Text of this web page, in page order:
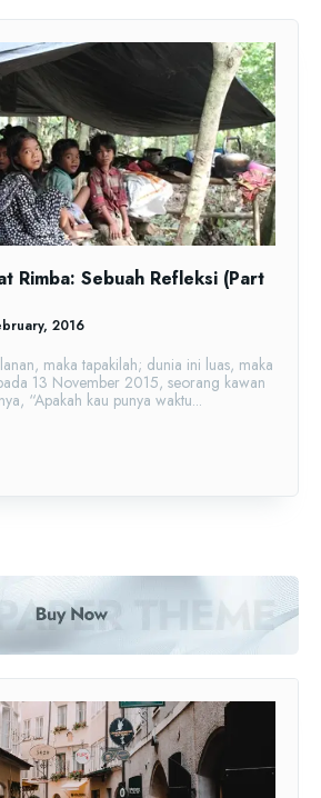
Rimba: Sebuah Refleksi (Part
2016
maka tapakilah; dunia ini luas, maka
13 November 2015, seorang kawan
“Apakah kau punya waktu...